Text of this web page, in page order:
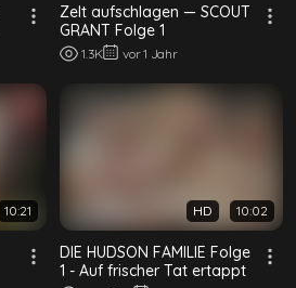
Zelt aufschlagen — SCOUT
GRANT Folge 1
1.3K vor 1 Jahr
10:21 HD 10:02
DIE HUDSON FAMILIE Folge
1 - Auf frischer Tat ertappt